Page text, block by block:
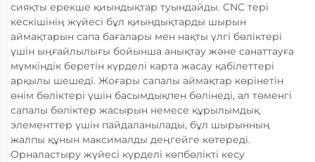
сияқты ерекше қиындықтар туындайды. CNC тері
кескішінің жүйесі бұл қиындықтарды шырын
аймақтарын сапа бағалары мен нақты үлгі бөліктері
үшін ыңғайлылығы бойынша анықтау және санаттауға
мүмкіндік беретін күрделі карта жасау қабілеттері
арқылы шешеді. Жоғары сапалы аймақтар көрінетін
өнім бөліктері үшін басымдықпен бөлінеді, ал төменгі
сапалы бөліктер жасырын немесе құрылымдық
элементтер үшін пайдаланылады, бұл шырынның
жалпы құнын максималды деңгейге көтереді.
Орналастыру жүйесі күрделі көпбөлікті кесу